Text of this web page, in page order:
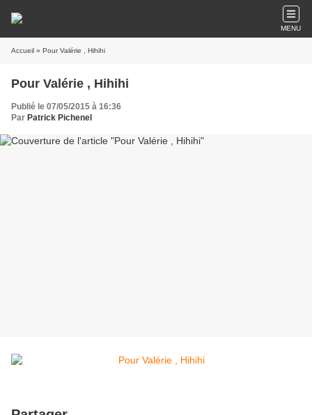
MENU
Accueil » Pour Valérie , Hihihi
Pour Valérie , Hihihi
Publié le 07/05/2015 à 16:36
Par Patrick Pichenel